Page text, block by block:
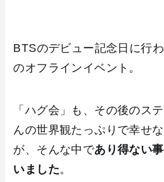
BTSのデビュー記念日に行
のオフラインイベント。
「ハグ会」も、その後のス
んの世界観たっぷりで幸せ
が、そんな中であり得ない
いました。